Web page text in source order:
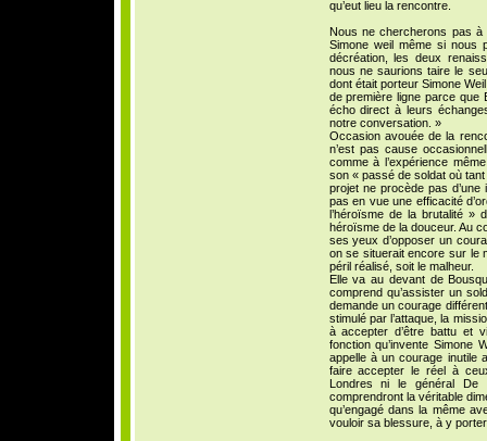
qu’eut lieu la rencontre.
Nous ne chercherons pas
Simone weil même si nous
décréation, les deux
nous ne saurions taire le
dont était porteur Simone
de première ligne parce
écho direct à leurs
notre conversation. »
Occasion avouée de la
n’est pas cause
comme à l’expérience
son « passé de soldat où
projet ne procède pas d’une
pas en vue une efficacité
l’héroïsme de la brutalité »
héroïsme de la douceur. Au
ses yeux d’opposer un
on se situerait encore sur le
péril réalisé, soit le malheur.
Elle va au devant de
comprend qu’assister un
demande un courage
stimulé par l’attaque, la
à accepter d’être battu et
fonction qu’invente
appelle à un courage inutile
faire accepter le réel à
Londres ni le général
comprendront la véritable
qu’engagé dans la même
vouloir sa blessure, à y